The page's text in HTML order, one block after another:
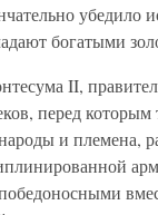
убедило
богатыми
II,
перед которым
и племена,